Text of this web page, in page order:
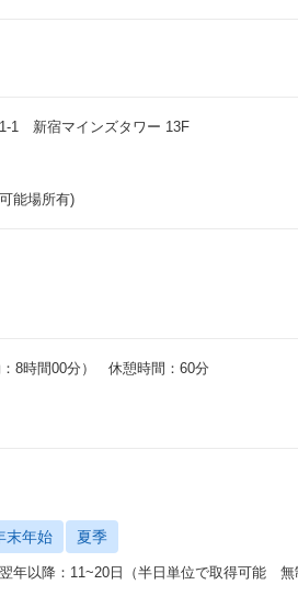
1 新宿マインズタワー 13F
能場所有)
8時間00分） 休憩時間：60分
末年始 夏季
年以降：11~20日（半日単位で取得可能 無